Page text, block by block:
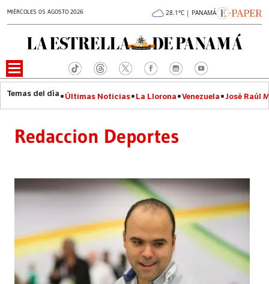
MIÉRCOLES 05 AGOSTO 2026 28.1°C | PANAMÁ
Últimas Noticias La Llorona Venezuela José Raúl
Redaccion Deportes